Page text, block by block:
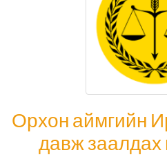
Орхон аймгийн
давж